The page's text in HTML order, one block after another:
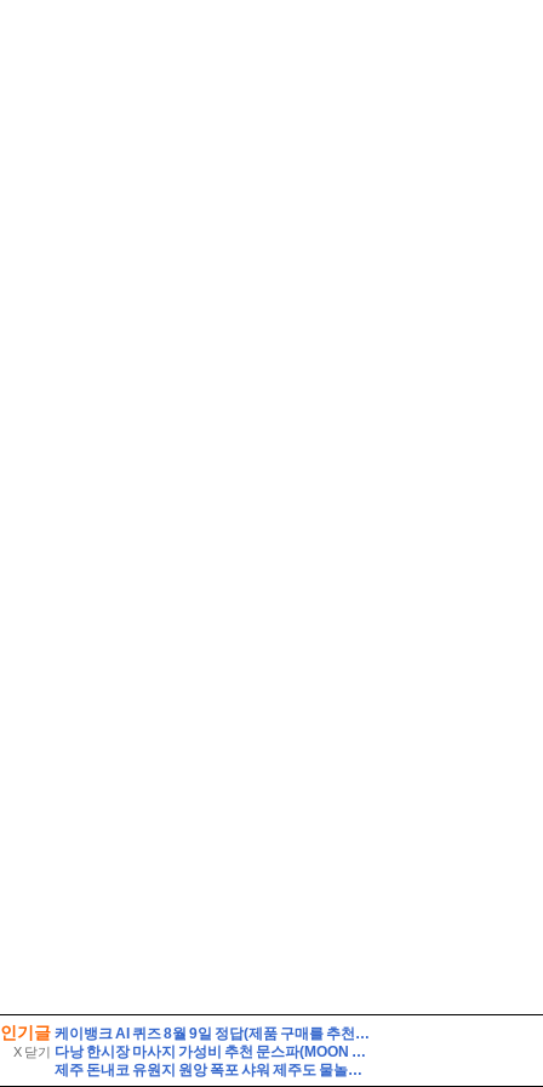
인기글
X 닫기
케이뱅크 AI 퀴즈 8월 9일 정답(제품 구매를 추천하는 대신, 제품의 단점까지 솔직하게 리뷰하여 과소비를 경계하는 인플루언서 유형은?)
다낭 한시장 마사지 가성비 추천 문스파(MOON SPA)
제주 돈내코 유원지 원앙 폭포 샤워 제주도 물놀이 스팟